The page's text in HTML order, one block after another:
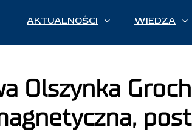
AKTUALNOŚCI WIEDZA
Olszynka